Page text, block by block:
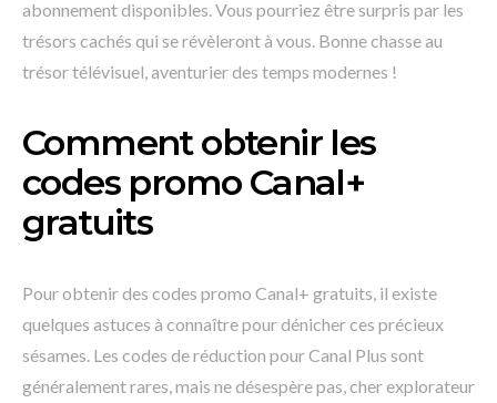
abonnement disponibles. Vous pourriez être surpris par les
trésors cachés qui se révèleront à vous. Bonne chasse au
trésor télévisuel, aventurier des temps modernes !
Comment obtenir les
codes promo Canal+
gratuits
Pour obtenir des codes promo Canal+ gratuits, il existe
quelques astuces à connaître pour dénicher ces précieux
sésames. Les codes de réduction pour Canal Plus sont
généralement rares, mais ne désespère pas, cher explorateur